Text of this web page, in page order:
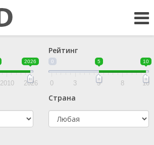
2026
2010 2026
Рейтинг
0 5 10
0 3 5 8 10
Страна